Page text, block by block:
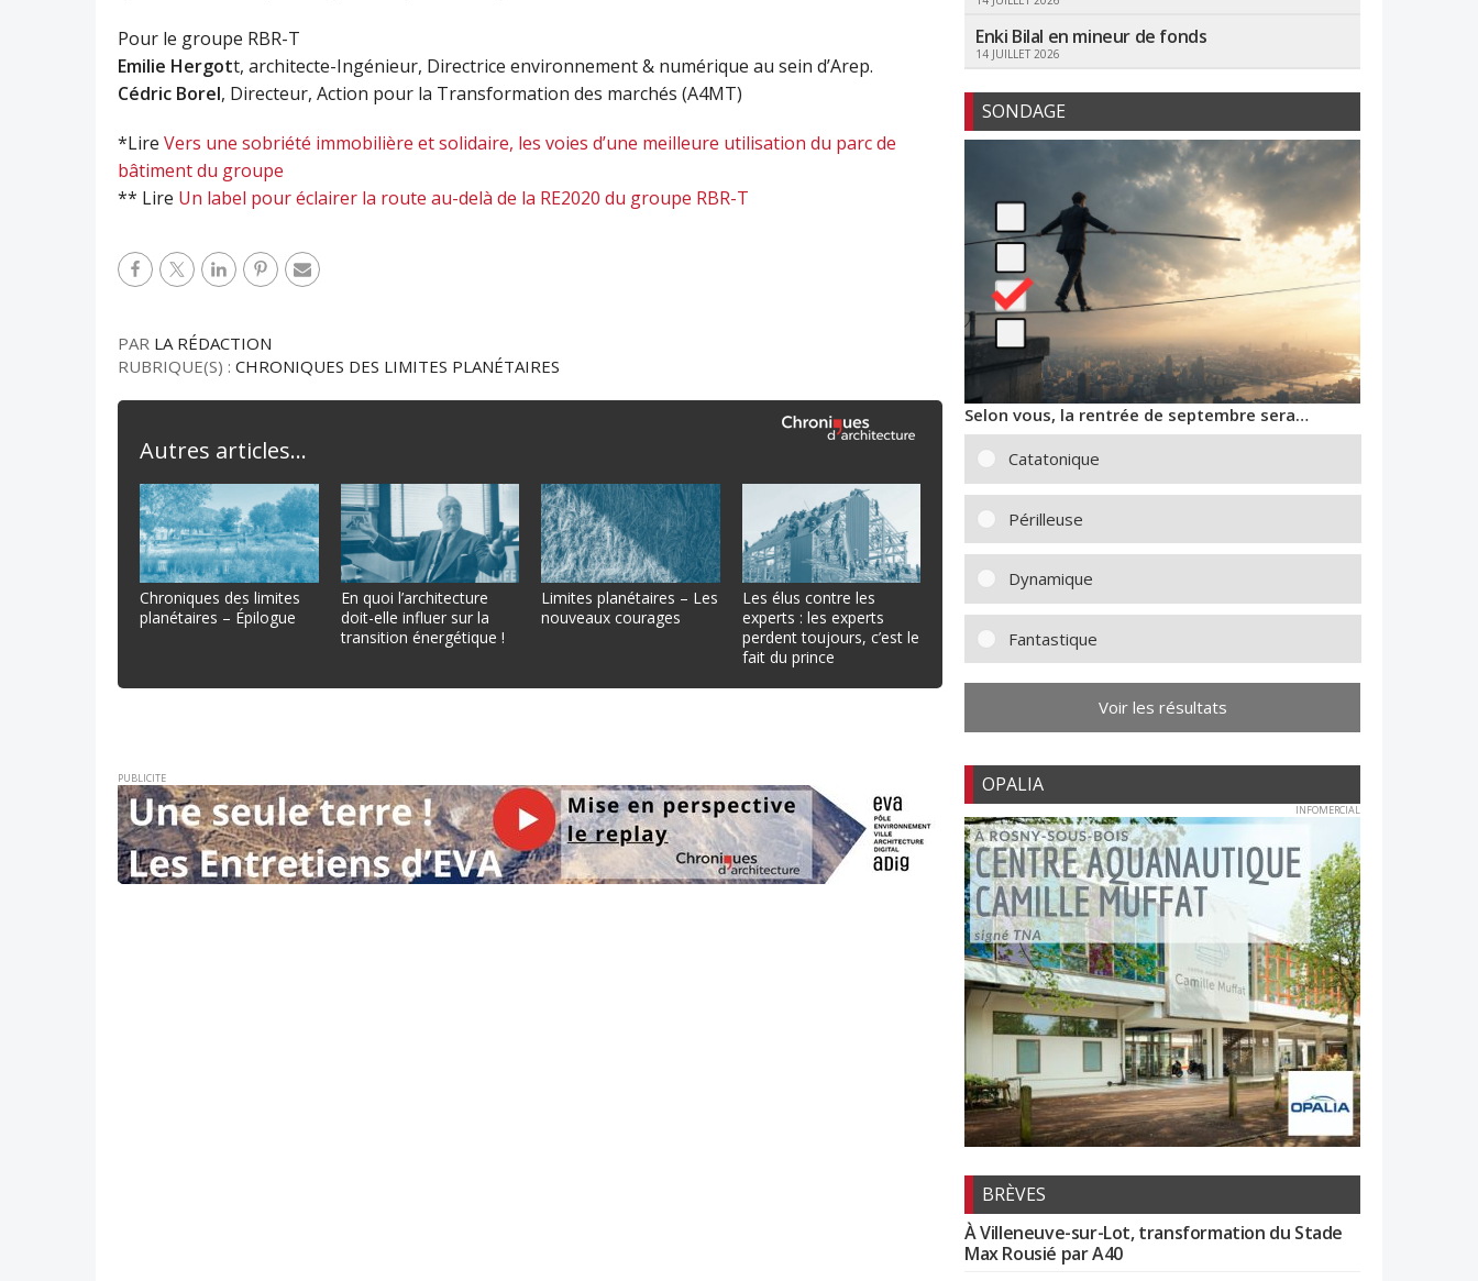
Pour le groupe RBR-T
Emilie Hergott, architecte-Ingénieur, Directrice environnement & numérique au sein d’Arep.
Cédric Borel, Directeur, Action pour la Transformation des marchés (A4MT)
*Lire Vers une sobriété immobilière et solidaire, les voies d’une meilleure utilisation du parc de
bâtiment du groupe
** Lire Un label pour éclairer la route au-delà de la RE2020 du groupe RBR-T
PAR LA RÉDACTION
RUBRIQUE(S) : CHRONIQUES DES LIMITES PLANÉTAIRES
Autres articles...
Chroniques des limites
planétaires – Épilogue
En quoi l’architecture
doit-elle influer sur la
transition énergétique !
Limites planétaires – Les
nouveaux courages
Les élus contre les
experts : les experts
perdent toujours, c’est le
fait du prince
PUBLICITE
Enki Bilal en mineur de fonds
14 JUILLET 2026
SONDAGE
Selon vous, la rentrée de septembre sera…
Catatonique
Périlleuse
Dynamique
Fantastique
Voir les résultats
OPALIA
INFOMERCIAL
BRÈVES
À Villeneuve-sur-Lot, transformation du Stade
Max Rousié par A40